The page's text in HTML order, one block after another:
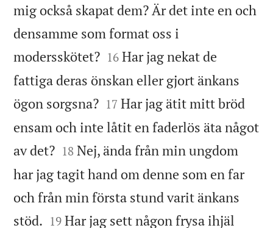
mig också skapat dem? Är det inte en och
densamme som format oss i
modersskötet?
16 Har jag nekat de
fattiga deras önskan eller gjort änkans
ögon sorgsna?
17 Har jag ätit mitt bröd
ensam och inte låtit en faderlös äta något
av det?
18 Nej, ända från min ungdom
har jag tagit hand om denne som en far
och från min första stund varit änkans
stöd. 

19 Har jag sett någon frysa ihjäl